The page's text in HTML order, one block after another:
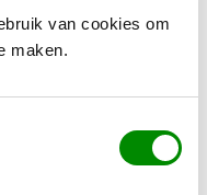
van cookies om
maken. rust en